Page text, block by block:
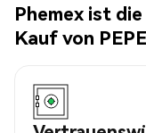
Phemex ist
Kauf von